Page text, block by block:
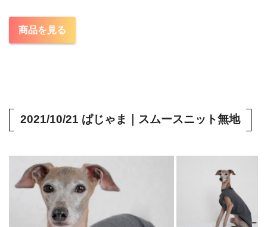
商品を見る
2021/10/21 ぱじゃま｜スムースニット無地